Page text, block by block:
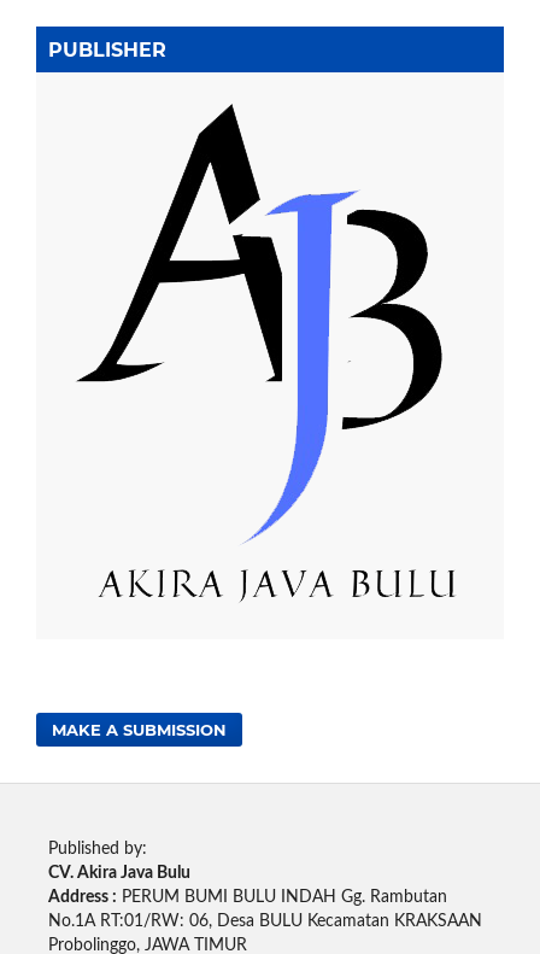
PUBLISHER
MAKE A SUBMISSION
Published by:
CV. Akira Java Bulu
Address : PERUM BUMI BULU INDAH Gg. Rambutan
No.1A RT:01/RW: 06, Desa BULU Kecamatan KRAKSAAN
Probolinggo, JAWA TIMUR